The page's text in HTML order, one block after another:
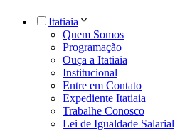
Itatiaia
Quem Somos
Programação
Ouça a Itatiaia
Institucional
Entre em Contato
Expediente Itatiaia
Trabalhe Conosco
Lei de Igualdade Salarial